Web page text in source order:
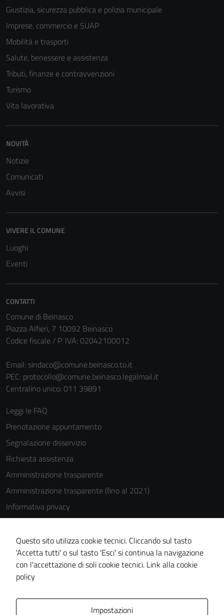
Giustizia, sicurezza pubblica e polizia municipale
Imprese, commercio e SUAP
Mobilità e trasporti
Salute, benessere e assistenza
Tributi, finanze e contravvenzioni
Turismo
Vita lavorativa
NOVITÀ
Notizie
Comunicati
Avvisi
VIVERE IL COMUNE
Luoghi
Eventi
CONTATTI
Comune di Beinasco
Piazza Alfieri, 7 10092 Beinasco
Codice fiscale / P. IVA: 02042100012
Email: sindaco@comune.beinasco.to.it
PEC: protocollo@comune.beinasco.legalmail.it
Centralino unico: 011 39891
Leggi le FAQ
Prenotazione appuntamento
Segnalazione disservizio
Richiesta assistenza
Amministrazione trasparente
Amministrazione trasparente (fino al 2021)
Informativa privacy
Cookie Policy
Note legali
Dichiarazione di accessibilità
Piano di miglioramento del sito
Questo sito utilizza cookie tecnici. Cliccando sul tasto
'Accetta tutti' o sul tasto 'Esci' si continua la navigazione
con l'accettazione di soli cookie tecnici. Link alla cookie
policy
Impostazioni
Questi cookie
per il
funzionamento